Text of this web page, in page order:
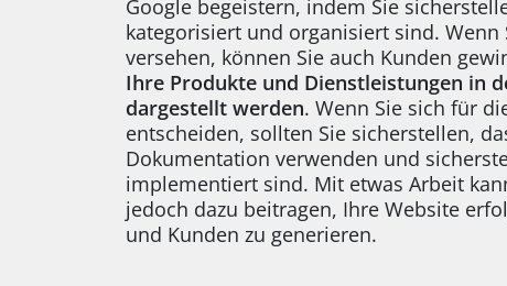
Google begeistern, indem Sie
kategorisiert und organisiert sind.
versehen, können Sie auch Kunden
Ihre Produkte und Dienstleistungen in
dargestellt werden. Wenn Sie sich für
entscheiden, sollten Sie sicherstellen,
Dokumentation verwenden und
implementiert sind. Mit etwas Arbeit
jedoch dazu beitragen, Ihre Website
und Kunden zu generieren.